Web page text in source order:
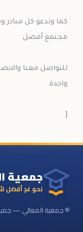
كما وتدعو كل مبادر
للتواصل معنا
[
جمعية
نحو غدٍ أفضل
© جمعية المعالي —